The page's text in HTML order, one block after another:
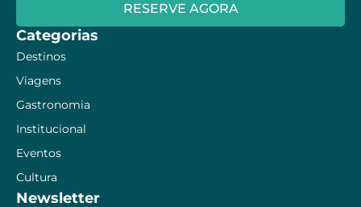
RESERVE AGORA
Categorias
Destinos
Viagens
Gastronomia
Institucional
Eventos
Cultura
Newsletter